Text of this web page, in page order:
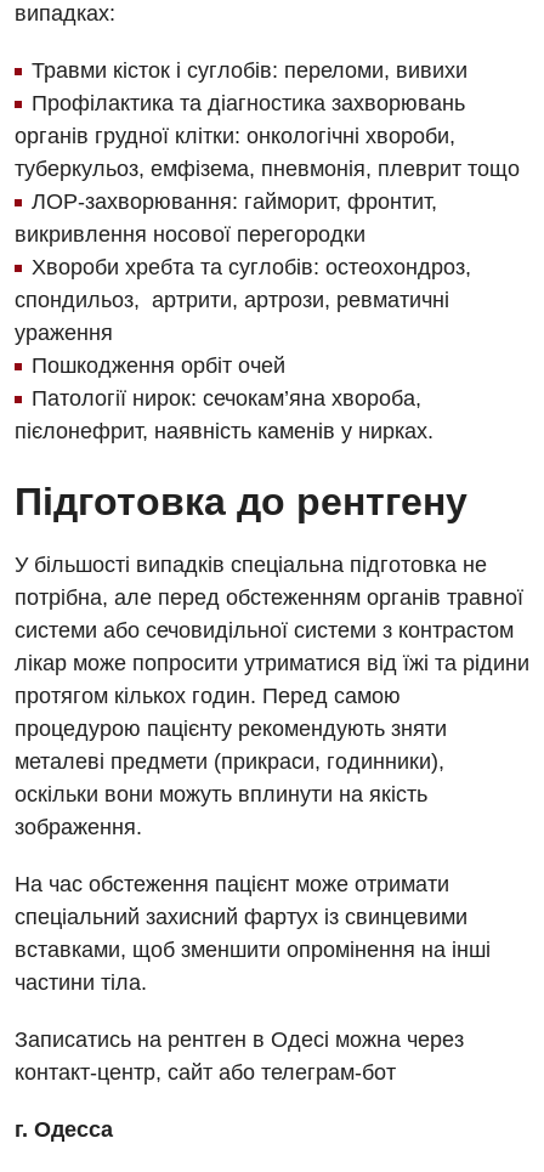
УЗИ
Эндоскопическое отделение
Для взрослых
Акушерство и гинекология
Аллергология, иммунология
Андрология
Бесплатные услуги
Вакцинация
Гастроэнтерология
Дерматовенерология
Диетология
Дневной стационар
Кардиология
Кардиохирургия
Маммология
Медицинская психология
Нейрохирургия
Онкологическое отделение
Отделение интенсивной терапии
Офтальмологическое отделение
Педиатрическое отделение
Скорая медицинская помощь
Терапевтическое отделение
Травматологическое отделение
Урологическое отделение
Хирургическое отделение
Эндоскопическое отделение
Украинский
Русский
випадках:
Травми кісток і суглобів: переломи, вивихи
Профілактика та діагностика захворювань
органів грудної клітки: онкологічні хвороби,
туберкульоз, емфізема, пневмонія, плеврит тощо
ЛОР-захворювання: гайморит, фронтит,
викривлення носової перегородки
Хвороби хребта та суглобів: остеохондроз,
спондильоз, артрити, артрози, ревматичні
ураження
Пошкодження орбіт очей
Патології нирок: сечокам’яна хвороба,
пієлонефрит, наявність каменів у нирках.
Підготовка до рентгену
У більшості випадків спеціальна підготовка не
потрібна, але перед обстеженням органів травної
системи або сечовидільної системи з контрастом
лікар може попросити утриматися від їжі та рідини
протягом кількох годин. Перед самою
процедурою пацієнту рекомендують зняти
металеві предмети (прикраси, годинники),
оскільки вони можуть вплинути на якість
зображення.
На час обстеження пацієнт може отримати
спеціальний захисний фартух із свинцевими
вставками, щоб зменшити опромінення на інші
частини тіла.
Записатись на рентген в Одесі можна через
контакт-центр, сайт або телеграм-бот
г. Одесса